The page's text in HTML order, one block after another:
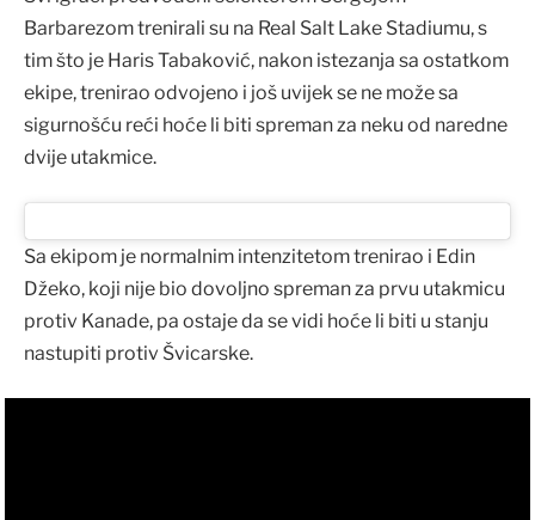
Barbarezom trenirali su na Real Salt Lake Stadiumu, s
tim što je Haris Tabaković, nakon istezanja sa ostatkom
ekipe, trenirao odvojeno i još uvijek se ne može sa
sigurnošću reći hoće li biti spreman za neku od naredne
dvije utakmice.
Sa ekipom je normalnim intenzitetom trenirao i Edin
Džeko, koji nije bio dovoljno spreman za prvu utakmicu
protiv Kanade, pa ostaje da se vidi hoće li biti u stanju
nastupiti protiv Švicarske.